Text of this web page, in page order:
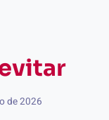
de 2026